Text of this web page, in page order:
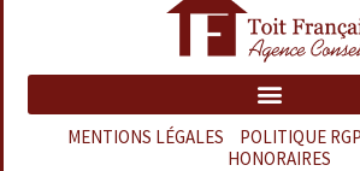
MENTIONS LÉGALES POLITIQUE
HONORAIRES